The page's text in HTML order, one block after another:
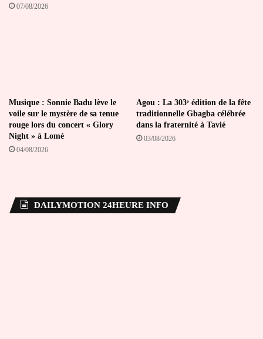
07/08/2026
Musique : Sonnie Badu lève le
voile sur le mystère de sa tenue
rouge lors du concert « Glory
Night » à Lomé
04/08/2026
Agou : La 303ᵉ édition de la fête
traditionnelle Gbagba célébrée
dans la fraternité à Tavié
03/08/2026
DAILYMOTION 24HEURE INFO